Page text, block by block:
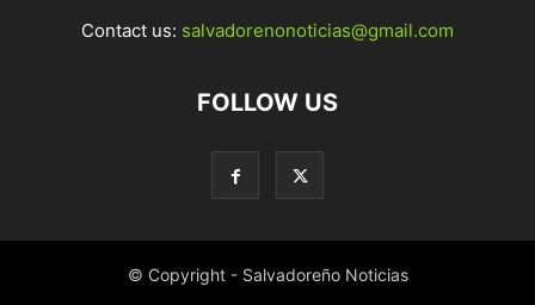
Contact us: salvadorenonoticias@gmail.com
FOLLOW US
© Copyright - Salvadoreño Noticias